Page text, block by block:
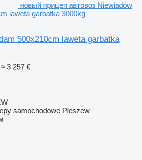
новый прицеп автовоз Niewiadów
laweta garbatka 3000kg
500x210cm laweta garbatka
≈ 3 257 €
samochodowe Pleszew